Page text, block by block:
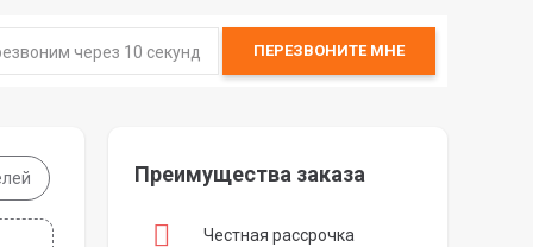
ПЕРЕЗВОНИТЕМНЕ
Преимущества заказа
Честная рассрочка